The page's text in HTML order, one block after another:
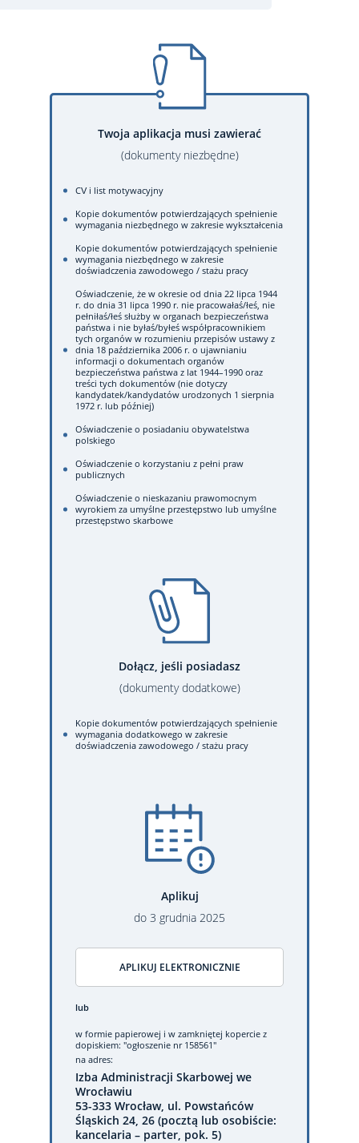
Twoja aplikacja musi zawierać
(dokumenty niezbędne)
CV i list motywacyjny
Kopie dokumentów potwierdzających spełnienie
wymagania niezbędnego w zakresie wykształcenia
Kopie dokumentów potwierdzających spełnienie
wymagania niezbędnego w zakresie
doświadczenia zawodowego / stażu pracy
Oświadczenie, że w okresie od dnia 22 lipca 1944
r. do dnia 31 lipca 1990 r. nie pracowałaś/łeś, nie
pełniłaś/łeś służby w organach bezpieczeństwa
państwa i nie byłaś/byłeś współpracownikiem
tych organów w rozumieniu przepisów ustawy z
dnia 18 października 2006 r. o ujawnianiu
informacji o dokumentach organów
bezpieczeństwa państwa z lat 1944–1990 oraz
treści tych dokumentów (nie dotyczy
kandydatek/kandydatów urodzonych 1 sierpnia
1972 r. lub później)
Oświadczenie o posiadaniu obywatelstwa
polskiego
Oświadczenie o korzystaniu z pełni praw
publicznych
Oświadczenie o nieskazaniu prawomocnym
wyrokiem za umyślne przestępstwo lub umyślne
przestępstwo skarbowe
Dołącz, jeśli posiadasz
(dokumenty dodatkowe)
Kopie dokumentów potwierdzających spełnienie
wymagania dodatkowego w zakresie
doświadczenia zawodowego / stażu pracy
Aplikuj
do 3 grudnia 2025
APLIKUJ ELEKTRONICZNIE
lub
w formie papierowej i w zamkniętej kopercie z
dopiskiem: "ogłoszenie nr 158561"
na adres:
Izba Administracji Skarbowej we
Wrocławiu
53-333 Wrocław, ul. Powstańców
Śląskich 24, 26 (pocztą lub osobiście:
kancelaria – parter, pok. 5)